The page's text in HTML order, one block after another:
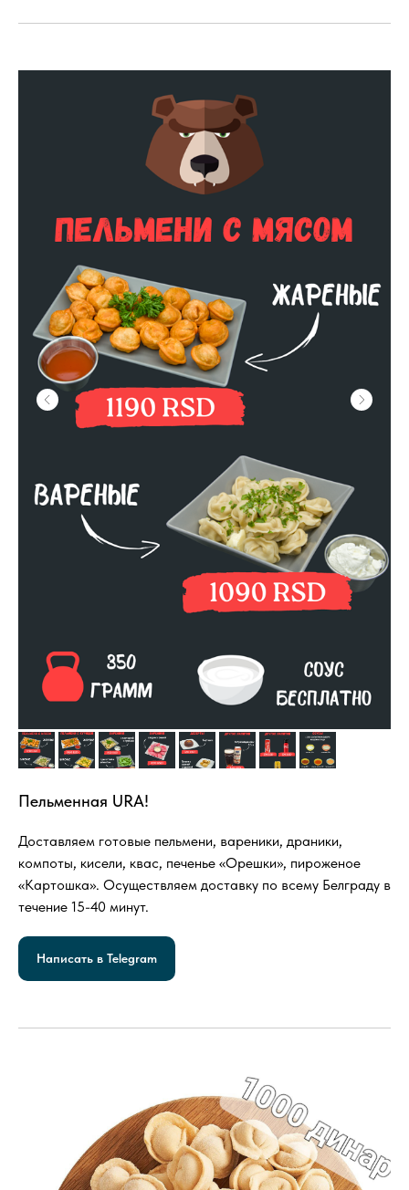
Пельменная URA!
Доставляем готовые пельмени, вареники, драники,
компоты, кисели, квас, печенье «Орешки», пироженое
«Картошка». Осуществляем доставку по всему Белграду в
течение 15-40 минут.
Написать в Telegram